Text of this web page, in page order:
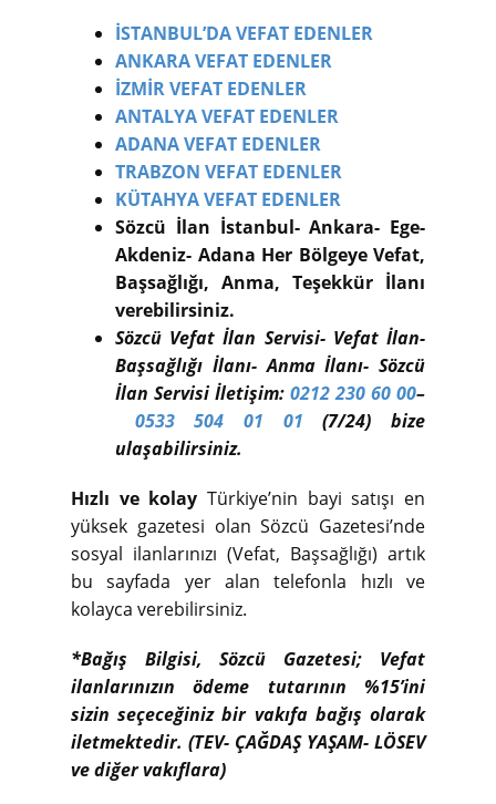
İSTANBUL’DA VEFAT EDENLER
ANKARA VEFAT EDENLER
İZMİR VEFAT EDENLER
ANTALYA VEFAT EDENLER
ADANA VEFAT EDENLER
TRABZON VEFAT EDENLER
KÜTAHYA VEFAT EDENLER
Sözcü İlan İstanbul- Ankara- Ege-
Akdeniz- Adana Her Bölgeye Vefat,
Başsağlığı, Anma, Teşekkür İlanı
verebilirsiniz.
Sözcü Vefat İlan Servisi- Vefat İlan-
Başsağlığı İlanı- Anma İlanı- Sözcü
İlan Servisi İletişim: 0212 230 60 00–
0533 504 01 01 (7/24) bize
ulaşabilirsiniz.
Hızlı ve kolay Türkiye’nin bayi satışı en
yüksek gazetesi olan Sözcü Gazetesi’nde
sosyal ilanlarınızı (Vefat, Başsağlığı) artık
bu sayfada yer alan telefonla hızlı ve
kolayca verebilirsiniz.
*Bağış Bilgisi, Sözcü Gazetesi; Vefat
ilanlarınızın ödeme tutarının %15’ini
sizin seçeceğiniz bir vakıfa bağış olarak
iletmektedir. (TEV- ÇAĞDAŞ YAŞAM- LÖSEV
ve diğer vakıflara)